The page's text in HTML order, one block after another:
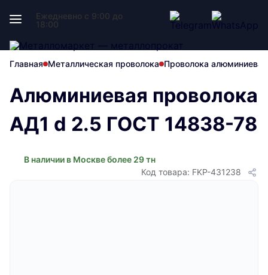
Ежедневно с 9:00 до
18:00
Главная Металлическая проволока Проволока алюминиевая
Алюминиевая проволока
АД1 d 2.5 ГОСТ 14838-78
В наличии в Москве более 29 тн
Код товара: FKP-431238